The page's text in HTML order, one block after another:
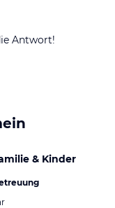
Antwort!
& Kinder